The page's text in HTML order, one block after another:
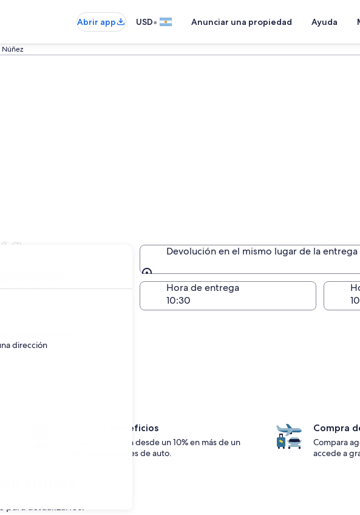
Abrir app USD• Anunciar una propiedad Ayuda
Núñez
Núñez
dirección
Devolución en el mismo lugar de la entrega
Devolución en el mismo lugar de la entrega
de devolución
Hora de entrega
o adultos mayores.
Accede a beneficios
Los socios ahorran desde un 10% en más de un
millón de alquileres de auto.
Compra
Compara
accede a
para actualizarlos.